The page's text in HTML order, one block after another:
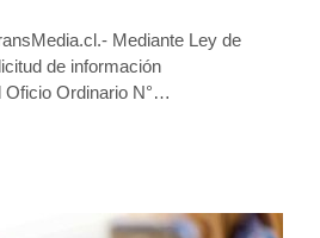
Mediante Ley de
de información
Oficio Ordinario N°…